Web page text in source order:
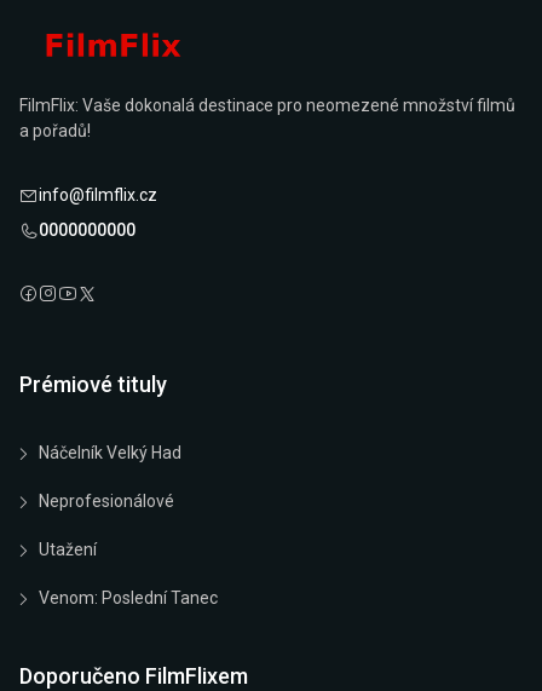
FilmFlix: Vaše dokonalá destinace pro neomezené množství filmů
a pořadů!
info@filmflix.cz
0000000000
Prémiové tituly
Náčelník Velký Had
Neprofesionálové
Utažení
Venom: Poslední Tanec
Doporučeno FilmFlixem